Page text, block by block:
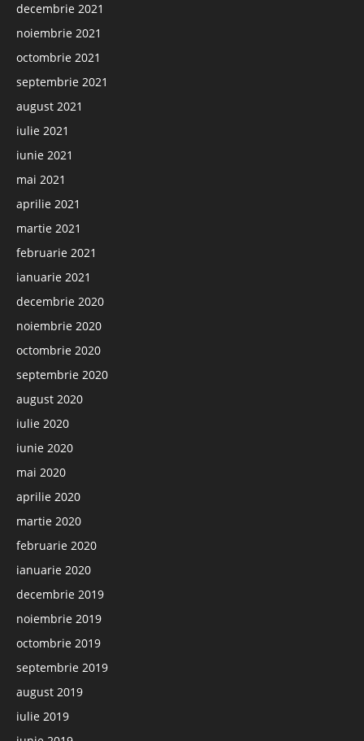
decembrie 2021
noiembrie 2021
octombrie 2021
septembrie 2021
august 2021
iulie 2021
iunie 2021
mai 2021
aprilie 2021
martie 2021
februarie 2021
ianuarie 2021
decembrie 2020
noiembrie 2020
octombrie 2020
septembrie 2020
august 2020
iulie 2020
iunie 2020
mai 2020
aprilie 2020
martie 2020
februarie 2020
ianuarie 2020
decembrie 2019
noiembrie 2019
octombrie 2019
septembrie 2019
august 2019
iulie 2019